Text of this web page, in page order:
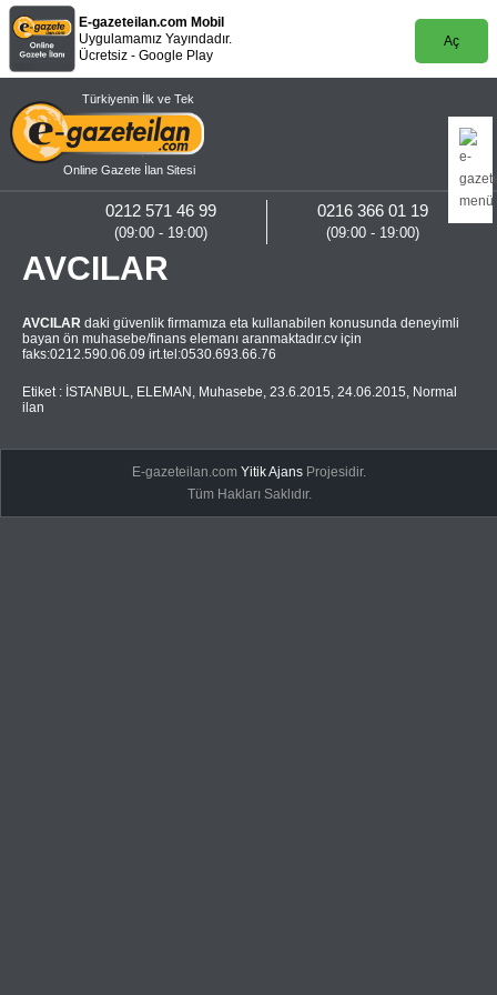
E-gazeteilan.com Mobil
Uygulamamız Yayındadır.
Ücretsiz - Google Play
Aç
Türkiyenin İlk ve Tek
Online Gazete İlan Sitesi
0216 366 01 19
(09:00 - 19:00)
0212 571 46 99
(09:00 - 19:00)
AVCILAR
AVCILAR daki güvenlik firmamıza eta kullanabilen konusunda deneyimli
bayan ön muhasebe/finans elemanı aranmaktadır.cv için
faks:0212.590.06.09 irt.tel:0530.693.66.76
Etiket : İSTANBUL, ELEMAN , Muhasebe, 23.6.2015, 24.06.2015, Normal
ilan
E-gazeteilan.comYitik Ajans Projesidir.
Tüm Hakları Saklıdır.